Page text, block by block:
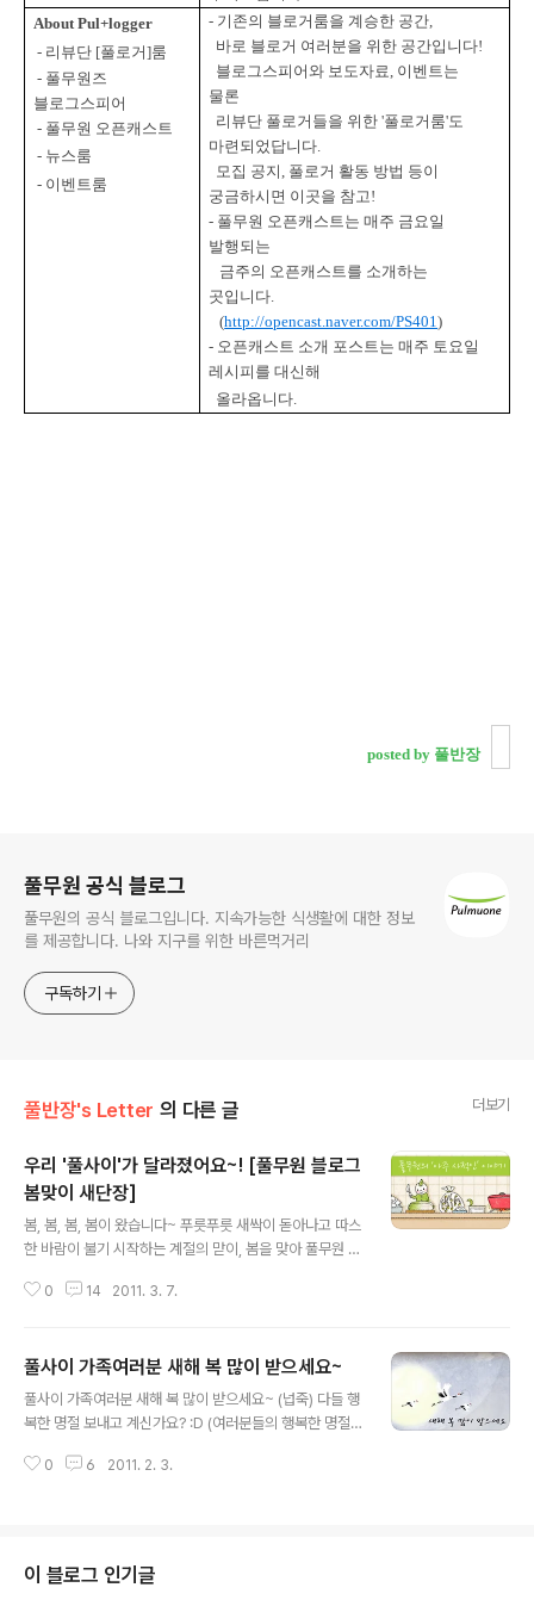
About Pul+logger
- 리뷰단 [풀로거]룸
- 풀무원즈
블로그스피어
- 풀무원 오픈캐스트
- 뉴스룸
- 이벤트룸
- 기존의 블로거룸을 계승한 공간,
바로 블로거 여러분을 위한 공간입니다!
블로그스피어와 보도자료, 이벤트는
물론
리뷰단 풀로거들을 위한 '풀로거룸'도
마련되었답니다.
모집 공지, 풀로거 활동 방법 등이
궁금하시면 이곳을 참고!
- 풀무원 오픈캐스트는 매주 금요일
발행되는
금주의 오픈캐스트를 소개하는
곳입니다.
(http://opencast.naver.com/PS401)
- 오픈캐스트 소개 포스트는 매주 토요일
레시피를 대신해
올라옵니다.
posted by 풀반장
풀무원 공식 블로그
풀무원의 공식 블로그입니다. 지속가능한 식생활에 대한 정보
를 제공합니다. 나와 지구를 위한 바른먹거리
구독하기
풀반장's Letter 의 다른 글 더보기
우리 '풀사이'가 달라졌어요~! [풀무원 블로그
봄맞이 새단장]
봄, 봄, 봄, 봄이 왔습니다~ 푸릇푸릇 새싹이 돋아나고 따스
한 바람이 불기 시작하는 계절의 맏이, 봄을 맞아 풀무원 블
를 보고 계신 분들은 이미 요것저것 눌러보고 계시겠지만,
을 한데 이어 올해도 어김없이 봄맞이 대변신을 시도한 것
이지요~ 자, 그렇다면 지금부터 "친절한 풀반장", '풀사
이'의 변신 포인트를 설명해드리겠습니다~! 'ㅁ' '풀무원의
+2008년 봄에 문을 연 '풀무원의 아주 사적인 이야기'에
0 14 2011. 3. 7.
풀사이 가족여러분 새해 복 많이 받으세요~
풀사이 가족여러분 새해 복 많이 받으세요~ (넙죽) 다들 행
복한 명절 보내고 계신가요? :D (여러분들의 행복한 명절
장입니다 +_+ v ) 그런데 한가지 신경쓰이는 점이 있네요
'맘'님들을 생각해 조금만 더 도와주세요! 무엇보다도 남편
님들은 이번 구정을 잘 보내는 3가지 원칙만 기억해두시면
0 6 2011. 2. 3.
이 블로그 인기글